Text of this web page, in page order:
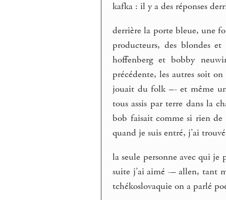
kafka : il y a des réponses
derrière la porte bleue, une
producteurs, des blondes et
hoffenberg et bobby
précédente, les autres soit
jouait du folk –- et même
tous assis par terre dans la
bob faisait comme si rien de
quand je suis entré, j’ai
la seule personne avec qui je
suite j’ai aimé -– allen, tant
tchékoslovaquie on a parlé